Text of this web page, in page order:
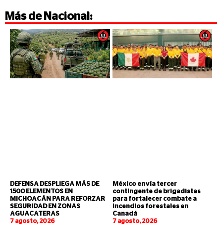
Más de Nacional :
DEFENSA DESPLIEGA MÁS DE
1500 ELEMENTOS EN
MICHOACÁN PARA REFORZAR
SEGURIDAD EN ZONAS
AGUACATERAS
7 agosto, 2026
México envía tercer
contingente de brigadistas
para fortalecer combate a
incendios forestales en
Canadá
7 agosto, 2026